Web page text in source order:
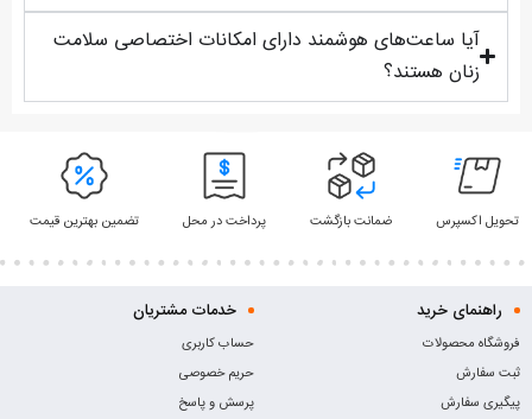
آیا ساعت‌های هوشمند دارای امکانات اختصاصی سلامت
زنان هستند؟
تحویل اکسپرس ضمانت بازگشت پرداخت در محل تضمین بهترین قیمت
راهنمای خرید
فروشگاه محصولات
ثبت سفارش
پیگیری سفارش
خدمات مشتریان
حساب کاربری
حریم خصوصی
پرسش و پاسخ